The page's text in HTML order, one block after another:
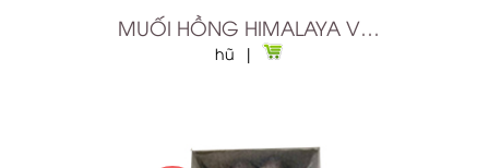
MUỐI HỒNG HIMALAYA VIPEP XAY NHUYỄN 1.1KG
hũ |